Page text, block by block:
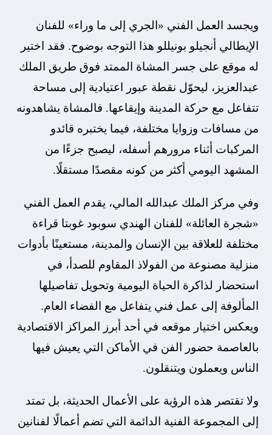
ويجسد العمل الفني «الجري إلى ما وراء» للفنان
الإيطالي أنجيلو بونيللو هذا التوجه بوضوح. فقد اختير
له موقع على جسر المشاة الممتد فوق طريق الملك
عبدالعزيز، ليحوّل نقطة عبور اعتيادية إلى مساحة
تتفاعل مع حركة المدينة وإيقاعها. فالمشاة يشاهدونه
من مسافات وزوايا مختلفة، فيما يختبره قائدو
المركبات أثناء مرورهم أسفله، ليصبح جزءًا من
المشهد اليومي أكثر من كونه مقصدًا مستقلًا.
وفي مركز الملك عبدالله المالي، يقدم العمل الفني
«شجرة العائلة» للفنان الهندي سوبود غوبتا قراءة
مختلفة للعلاقة بين الإنسان والمدينة، مستعينًا بأدوات
منزلية مصنوعة من الفولاذ المقاوم للصدأ، في
استحضار لذاكرة الحياة اليومية وتحويل تفاصيلها
المألوفة إلى عمل فني يتفاعل مع الفضاء العام.
ويعكس اختيار موقعه في أحد أبرز المراكز الاقتصادية
بالعاصمة حضور الفن في الأماكن التي يعيش فيها
الناس ويعملون ويتنقلون.
ولا تقتصر هذه الرؤية على الأعمال الحديثة، بل تمتد
إلى المجموعة الفنية الدائمة التي تضم أعمالًا لفنانين